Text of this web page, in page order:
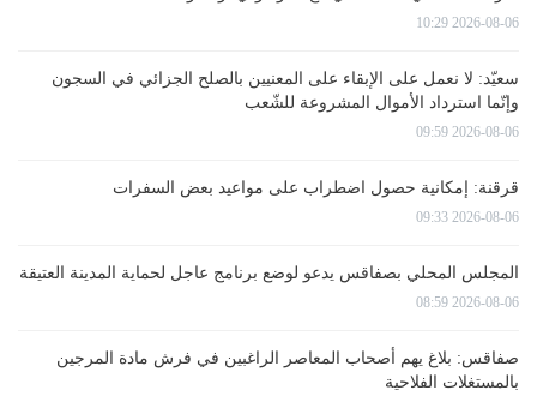
2026-08-06 10:29
سعيّد: لا نعمل على الإبقاء على المعنيين بالصلح الجزائي في السجون
وإنّما استرداد الأموال المشروعة للشّعب
2026-08-06 09:59
قرقنة: إمكانية حصول اضطراب على مواعيد بعض السفرات
2026-08-06 09:33
المجلس المحلي بصفاقس يدعو لوضع برنامج عاجل لحماية المدينة العتيقة
2026-08-06 08:59
صفاقس: بلاغ يهم أصحاب المعاصر الراغبين في فرش مادة المرجين
بالمستغلات الفلاحية